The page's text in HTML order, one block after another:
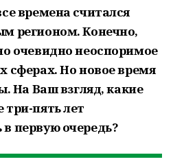
времена считался
регионом. Конечно,
очевидно неоспоримое
сферах. Но новое время
На Ваш взгляд, какие
пять лет
первую очередь?